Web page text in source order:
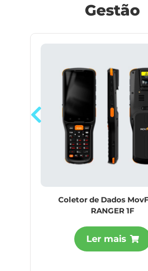
Gestão
Coletor de Dados MovFast®
RANGER 1F
Ler mais